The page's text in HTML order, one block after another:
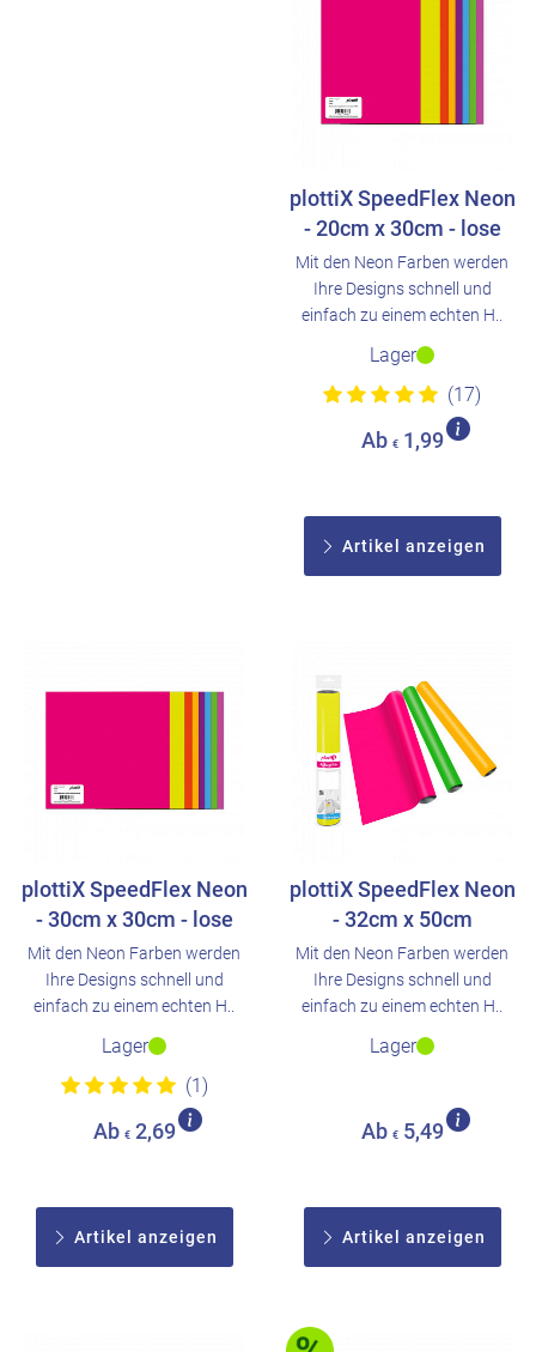
plottiX SpeedFlex Neon
- 20cm x 30cm - lose
Mit den Neon Farben werden
Ihre Designs schnell und
einfach zu einem echten H..
Lager
(17)
Ab € 1,99
Artikel anzeigen
plottiX SpeedFlex Neon
- 30cm x 30cm - lose
Mit den Neon Farben werden
Ihre Designs schnell und
einfach zu einem echten H..
Lager
(1)
Ab € 2,69
Artikel anzeigen
plottiX SpeedFlex Neon
- 32cm x 50cm
Mit den Neon Farben werden
Ihre Designs schnell und
einfach zu einem echten H..
Lager
Ab € 5,49
Artikel anzeigen